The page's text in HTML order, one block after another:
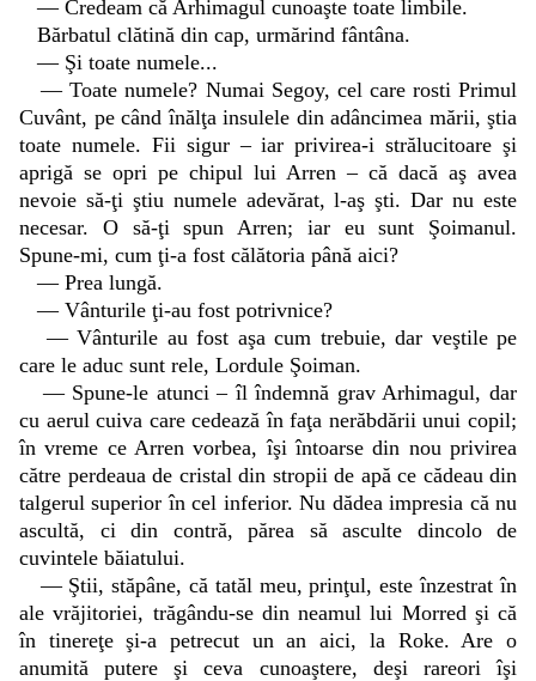
— Credeam că Arhimagul cunoaşte toate limbile.
Bărbatul clătină din cap, urmărind fântâna.
— Şi toate numele...
— Toate numele? Numai Segoy, cel care rosti Primul
Cuvânt, pe când înălţa insulele din adâncimea mării, ştia
toate numele. Fii sigur – iar privirea-i strălucitoare şi
aprigă se opri pe chipul lui Arren – că dacă aş avea
nevoie să-ţi ştiu numele adevărat, l-aş şti. Dar nu este
necesar. O să-ţi spun Arren; iar eu sunt Şoimanul.
Spune-mi, cum ţi-a fost călătoria până aici?
— Prea lungă.
— Vânturile ţi-au fost potrivnice?
— Vânturile au fost aşa cum trebuie, dar veştile pe
care le aduc sunt rele, Lordule Şoiman.
— Spune-le atunci – îl îndemnă grav Arhimagul, dar
cu aerul cuiva care cedează în faţa nerăbdării unui copil;
în vreme ce Arren vorbea, îşi întoarse din nou privirea
către perdeaua de cristal din stropii de apă ce cădeau din
talgerul superior în cel inferior. Nu dădea impresia că nu
ascultă, ci din contră, părea să asculte dincolo de
cuvintele băiatului.
— Ştii, stăpâne, că tatăl meu, prinţul, este înzestrat în
ale vrăjitoriei, trăgându-se din neamul lui Morred şi că
în tinereţe şi-a petrecut un an aici, la Roke. Are o
anumită putere şi ceva cunoaştere, deşi rareori îşi